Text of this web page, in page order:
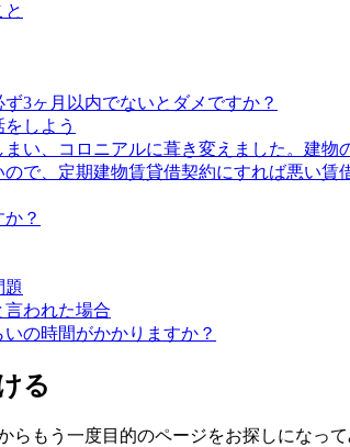
3ヶ月以内でないとダメですか？
しよう
い、コロニアルに葺き変えました。建
で、定期建物賃貸借契約にすれば悪い賃
？
題
われた場合
の時間がかかりますか？
る
らもう一度目的のページをお探しになって